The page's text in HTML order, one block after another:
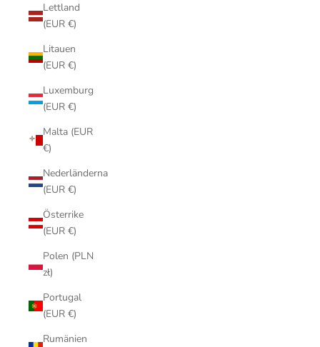
Lettland
(EUR €)
Litauen
(EUR €)
Luxemburg
(EUR €)
Malta (EUR
€)
Nederländerna
(EUR €)
Österrike
(EUR €)
Polen (PLN
zł)
Portugal
(EUR €)
Rumänien